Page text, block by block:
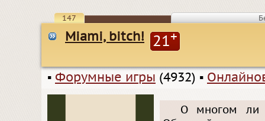
147
Miami, bitch! 21+
▪ Форумные игры (4932) ▪
О многом ли